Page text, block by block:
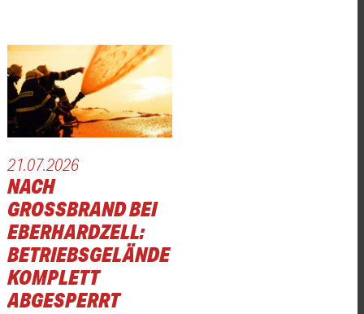
21.07.2026
NACH
GROSSBRAND BEI E
BERHARDZELL: B
ETRIEBSGELÄNDE K
OMPLETT A
BGESPERRT